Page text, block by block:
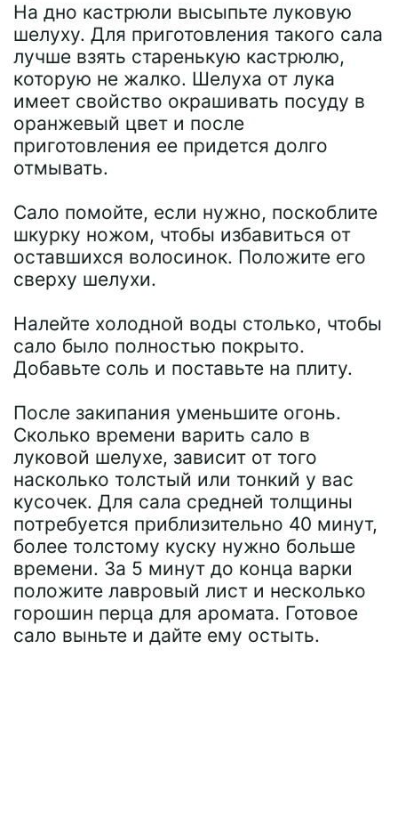
На дно кастрюли высыпьте луковую
шелуху. Для приготовления такого сала
лучше взять старенькую кастрюлю,
которую не жалко. Шелуха от лука
имеет свойство окрашивать посуду в
оранжевый цвет и после
приготовления ее придется долго
отмывать.
Сало помойте, если нужно, поскоблите
шкурку ножом, чтобы избавиться от
оставшихся волосинок. Положите его
сверху шелухи.
Налейте холодной воды столько, чтобы
сало было полностью покрыто.
Добавьте соль и поставьте на плиту.
После закипания уменьшите огонь.
Сколько времени варить сало в
луковой шелухе, зависит от того
насколько толстый или тонкий у вас
кусочек. Для сала средней толщины
потребуется приблизительно 40 минут,
более толстому куску нужно больше
времени. За 5 минут до конца варки
положите лавровый лист и несколько
горошин перца для аромата. Готовое
сало выньте и дайте ему остыть.